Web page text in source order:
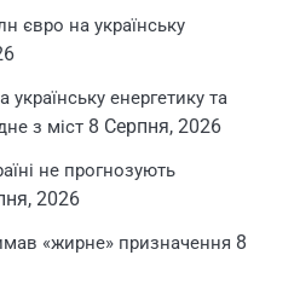
євро на українську
енергетику та
з міст 8 Серпня, 2026
не прогнозують
2026
«жирне» призначення 8